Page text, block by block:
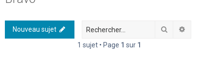
Nouveau sujet Rechercher
1 sujet • Page 1 sur 1